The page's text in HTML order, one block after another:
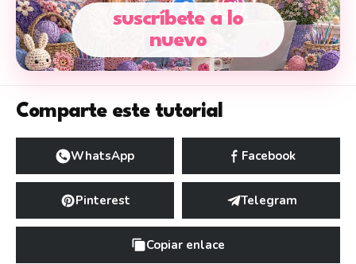
suscríbete a lo
nuevo
Comparte este tutorial
WhatsApp Facebook
Pinterest Telegram
Copiar enlace